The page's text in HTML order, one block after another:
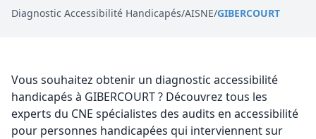
Diagnostic Accessibilité Handicapés/AISNE/GIBERCOURT
Vous souhaitez obtenir un diagnostic accessibilité
handicapés à GIBERCOURT ? Découvrez tous les
experts du CNE spécialistes des audits en accessibilité
pour personnes handicapées qui interviennent sur